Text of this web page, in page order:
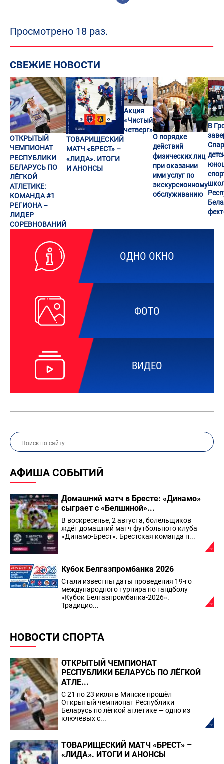
ОДНО ОКНО
ФОТО
ВИДЕО
АФИША СОБЫТИЙ
Домашний матч в Бресте: «Динамо»
сыграет с «Белшиной»...
В воскресенье, 2 августа, болельщиков
ждёт домашний матч футбольного клуба
«Динамо-Брест». Брестская команда п...
Кубок Белгазпромбанка 2026
Стали известны даты проведения 19-го
международного турнира по гандболу
«Кубок Белгазпромбанка-2026».
Традицио...
НОВОСТИ СПОРТА
ОТКРЫТЫЙ ЧЕМПИОНАТ
РЕСПУБЛИКИ БЕЛАРУСЬ ПО ЛЁГКОЙ
АТЛЕ...
С 21 по 23 июля в Минске прошёл
Открытый чемпионат Республики
Беларусь по лёгкой атлетике — одно из
ключевых с...
ТОВАРИЩЕСКИЙ МАТЧ «БРЕСТ» –
«ЛИДА». ИТОГИ И АНОНСЫ
Просмотрено 18 раз.
СВЕЖИЕ НОВОСТИ
ОТКРЫТЫЙ
ЧЕМПИОНАТ
РЕСПУБЛИКИ
БЕЛАРУСЬ ПО
ЛЁГКОЙ
АТЛЕТИКЕ:
КОМАНДА #1
РЕГИОНА –
ЛИДЕР
СОРЕВНОВАНИЙ
ТОВАРИЩЕСКИЙ
МАТЧ «БРЕСТ» –
«ЛИДА». ИТОГИ
И АНОНСЫ
Акция
«Чистый
четверг»
О порядке
действий
физических лиц
при оказании
ими услуг по
экскурсионному
обслуживанию
В